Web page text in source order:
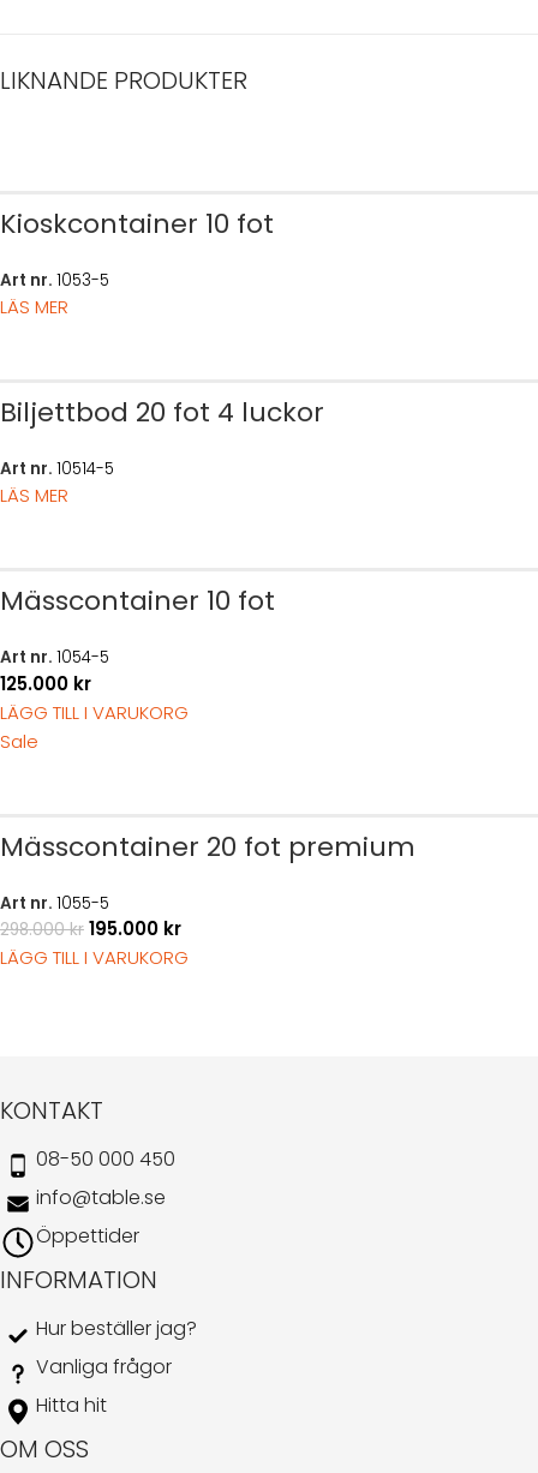
LIKNANDE PRODUKTER
Kioskcontainer 10 fot
Art nr. 1053-5
LÄS MER
Biljettbod 20 fot 4 luckor
Art nr. 10514-5
LÄS MER
Mässcontainer 10 fot
Art nr. 1054-5
125.000 kr
LÄGG TILL I VARUKORG
Sale
Mässcontainer 20 fot premium
Art nr. 1055-5
298.000kr 195.000 kr
LÄGG TILL I VARUKORG
KONTAKT
08-50 000 450
info@table.se
Öppettider
INFORMATION
Hur beställer jag?
Vanliga frågor
Hitta hit
OM OSS